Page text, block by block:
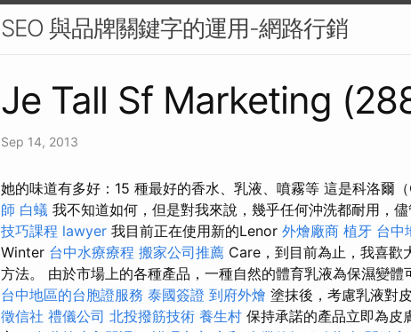
SEO 與品牌關鍵字的運用-網路行銷
Je Tall Sf Marketing
Sep 14, 2013
她的味道有多好：15 種最好的香水、乳液、噴霧等 這是科洛爾
師 白蟻 我不知道如何，但是對我來說，幾乎任何沖洗都耐用，儘
技巧課程 lawyer 我目前正在使用新的Lenor 外燴廠商 植牙 台中
Winter 台中水療療程 搬家公司推薦 Care，到目前為止，我喜歡
方法。 由於市場上的各種產品，一種自然的體育乳液為保濕變體
台中地區的台胞證服務 泰國簽證 到府外燴 塗抹後，考慮乳液對
徵信社 禮儀公司 北投撥筋技術 養生村 保持承諾的產品立即為皮